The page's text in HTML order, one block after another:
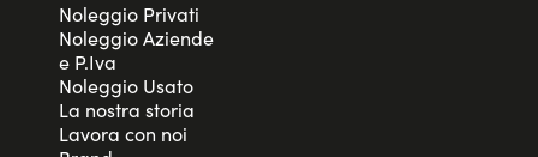
Noleggio Privati
Noleggio Aziende
e P.Iva
Noleggio Usato
La nostra storia
Lavora con noi